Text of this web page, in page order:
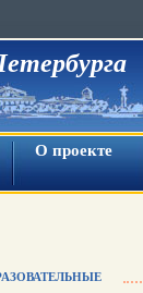
О проекте